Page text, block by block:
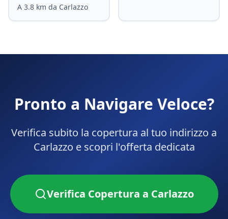
A 3.8 km da Carlazzo
Pronto a Navigare Veloce?
Verifica subito la copertura al tuo indirizzo a
Carlazzo e scopri l'offerta dedicata
Verifica Copertura a Carlazzo